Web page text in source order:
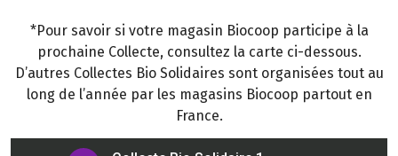
*Pour savoir si votre magasin Biocoop participe à la
prochaine Collecte, consultez la carte ci-dessous.
D’autres Collectes Bio Solidaires sont organisées tout au
long de l’année par les magasins Biocoop partout en
France.